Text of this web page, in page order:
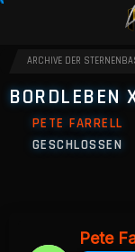
ARCHIVE DER
BORDLEBEN
PETE FARRELL
GESCHLOSSEN
Pete